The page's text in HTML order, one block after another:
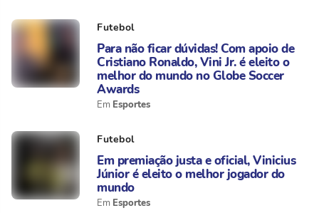
Futebol
Para não ficar dúvidas! Com apoio de
Cristiano Ronaldo, Vini Jr. é eleito o
melhor do mundo no Globe Soccer
Awards
Esportes
Futebol
Em premiação justa e oficial, Vinicius
Júnior é eleito o melhor jogador do
mundo
Esportes